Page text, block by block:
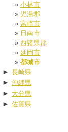
小林市
児湯郡
宮崎市
日南市
西諸県郡
延岡市
都城市
► 長崎県
► 沖縄県
► 大分県
► 佐賀県